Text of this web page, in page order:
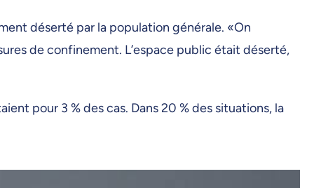
déserté par la population générale. «On
de confinement. L’espace public était déserté,
pour 3 % des cas. Dans 20 % des situations, la